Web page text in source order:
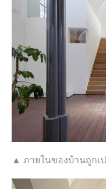
▲ ภายในของบ้านถูกเ